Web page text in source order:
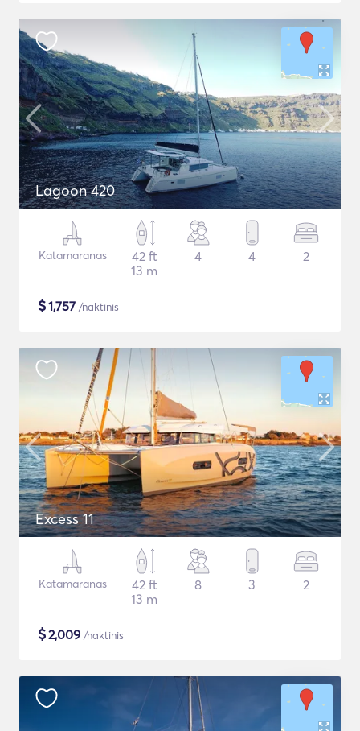
Lagoon 420
Katamaranas
42 ft
13 m
4 4 2
$1,757 /naktinis
Excess 11
Katamaranas
42 ft
13 m
8 3 2
$2,009 /naktinis